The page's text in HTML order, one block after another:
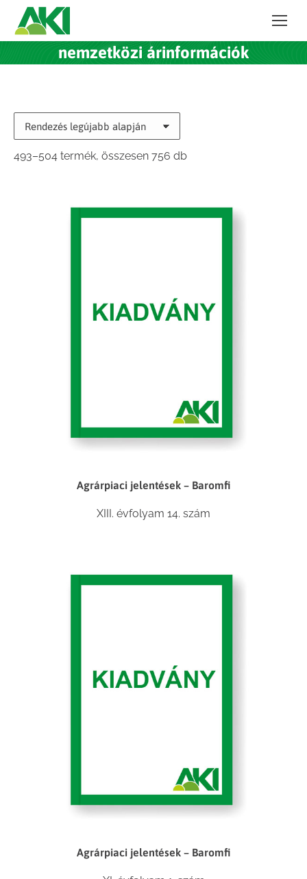
nemzetközi árinformációk
493–504 termék, összesen 756 dbSorted
Agrárpiaci jelentések – Baromfi
XIII. évfolyam 14. szám
Agrárpiaci jelentések – Baromfi